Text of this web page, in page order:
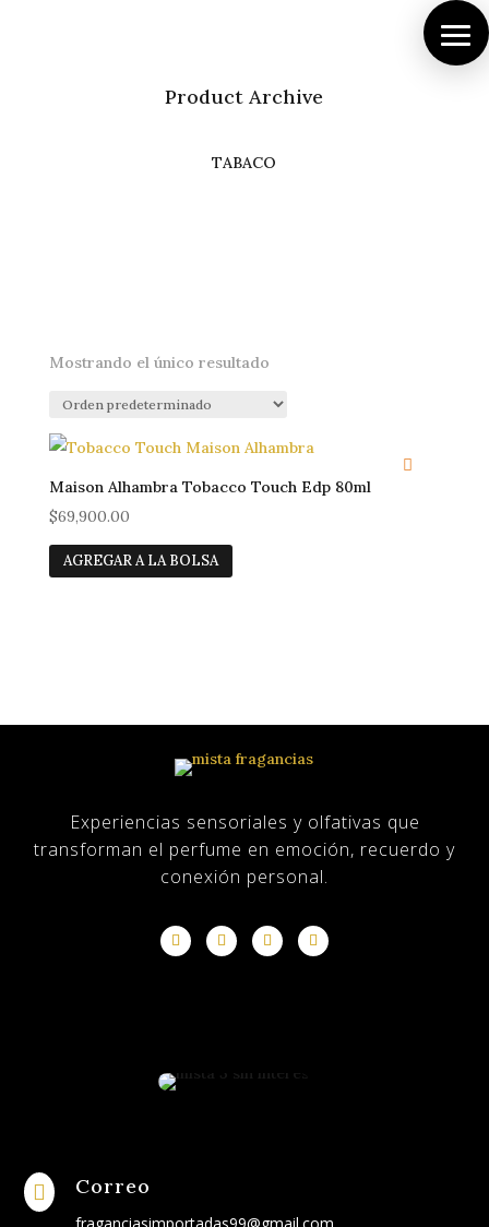
Tienda
sobre nosotros
Product Archive
TABACO
Mostrando el único resultado
Maison Alhambra Tobacco Touch Edp 80ml
$69,900.00
AGREGAR A LA BOLSA
Experiencias sensoriales y olfativas que
transforman el perfume en emoción, recuerdo y
conexión personal.
 Correo